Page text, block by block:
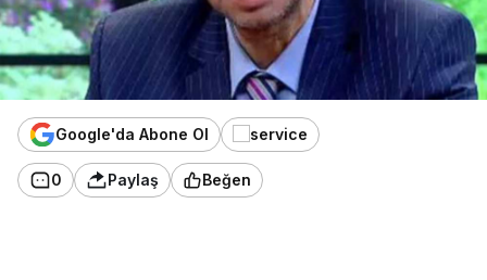
Google'da Abone Ol
0 Paylaş Beğen